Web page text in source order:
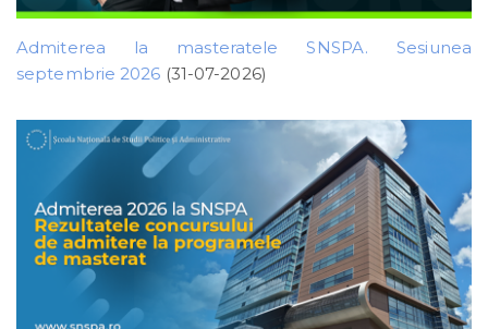
Admiterea la masteratele SNSPA. Sesiunea
septembrie 2026 (31-07-2026)